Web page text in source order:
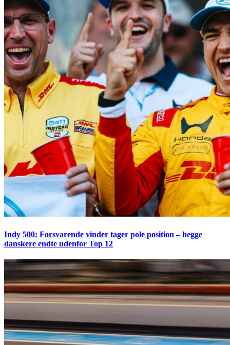
Indy 500: Forsvarende vinder tager pole position – begge
danskere endte udenfor Top 12